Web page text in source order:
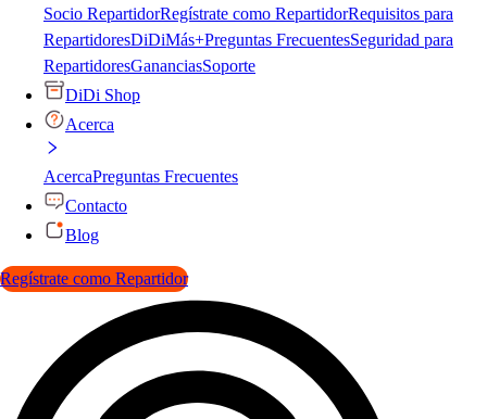
Socio RepartidorRegístrate como RepartidorRequisitos para
RepartidoresDiDiMás+Preguntas FrecuentesSeguridad para
RepartidoresGananciasSoporte
DiDi Shop
Acerca
AcercaPreguntas Frecuentes
Contacto
Blog
Regístrate como Repartidor